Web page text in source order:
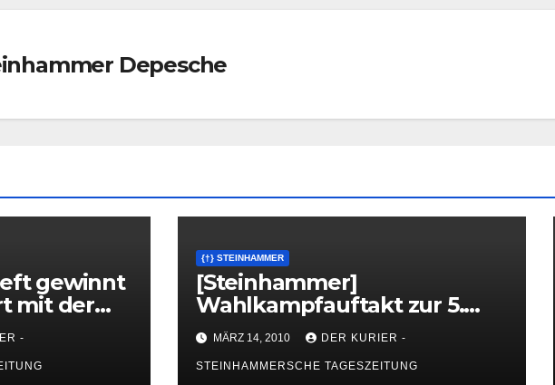
Depesche
gewinnt
mit der
-
{†} STEINHAMMER
[Steinhammer]
Wahlkampfauftakt zur 5.
Parlamentswahl
MÄRZ 14, 2010 DER KURIER -
STEINHAMMERSCHE TAGESZEITUNG